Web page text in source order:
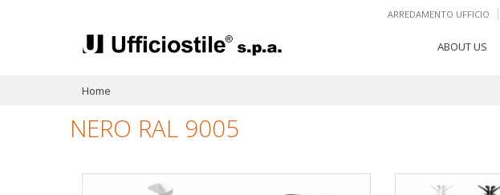
ARREDAMENTO UFFICIO
ABOUT US
Home
NERO RAL 9005